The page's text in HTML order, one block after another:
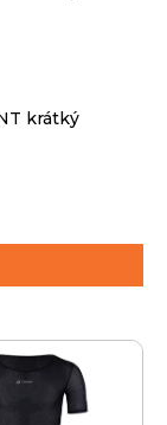
krátký